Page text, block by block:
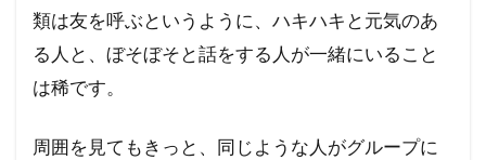
類は友を呼ぶというように、ハキハキと元気のあ
る人と、ぼそぼそと話をする人が一緒にいること
は稀です。
周囲を見てもきっと、同じような人がグループに